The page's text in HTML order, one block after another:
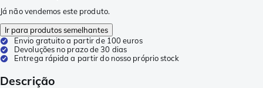
Já não vendemos este produto.
Ir para produtos semelhantes
Envio gratuito a partir de 100 euros
Devoluções no prazo de 30 dias
Entrega rápida a partir do nosso próprio stock
Descrição